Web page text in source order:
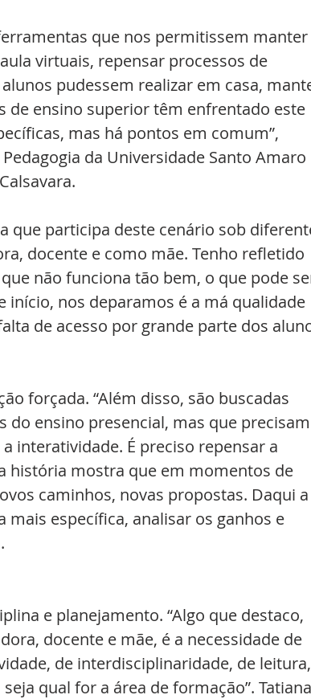
que nos permitissem
virtuais, repensar processos de
pudessem realizar em casa,
de ensino superior têm enfrentado este
mas há pontos em comum”,
da Universidade Santo Amaro
que participa deste cenário sob
docente e como mãe. Tenho refletido
não funciona tão bem, o que pode
nos deparamos é a má qualidade
de acesso por grande parte dos
forçada. “Além disso, são buscadas
do ensino presencial, mas que
interatividade. É preciso repensar a
história mostra que em momentos de
caminhos, novas propostas. Daqui
específica, analisar os ganhos e
e planejamento. “Algo que destaco,
docente e mãe, é a necessidade de
de interdisciplinaridade, de
qual for a área de formação”.